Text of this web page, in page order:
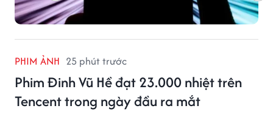
PHIM ẢNH 25 phút trước
Phim Đinh Vũ Hề đạt 23.000 nhiệt trên
Tencent trong ngày đầu ra mắt